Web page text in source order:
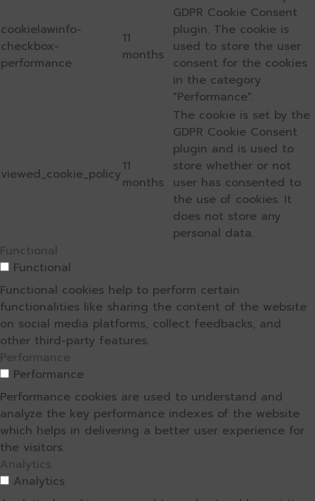
cookielawinfo-
checkbox-
performance
11
months
GDPR Cookie Consent
plugin. The cookie is
used to store the user
consent for the cookies
in the category
"Performance".
viewed_cookie_policy11
months
The cookie is set by the
GDPR Cookie Consent
plugin and is used to
store whether or not
user has consented to
the use of cookies. It
does not store any
personal data.
Functional
Functional
Functional cookies help to perform certain
functionalities like sharing the content of the website
on social media platforms, collect feedbacks, and
other third-party features.
Performance
Performance
Performance cookies are used to understand and
analyze the key performance indexes of the website
which helps in delivering a better user experience for
the visitors.
Analytics
Analytics